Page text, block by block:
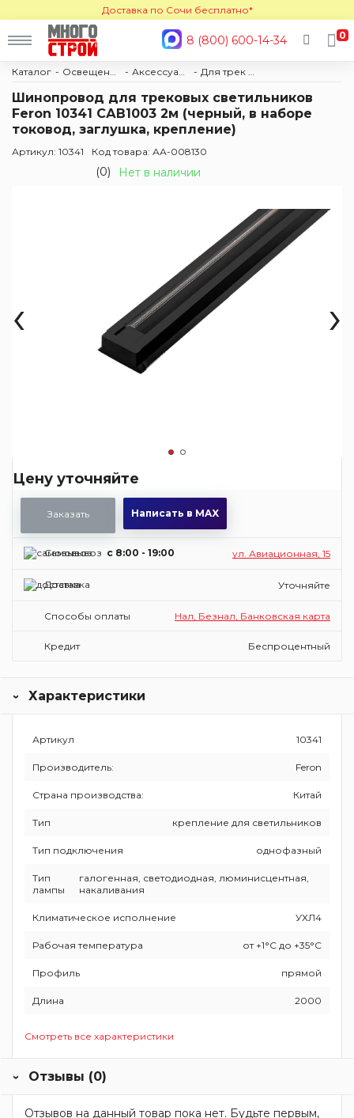
Доставка по Сочи бесплатно*
8 (800) 600-14-34 0
Каталог
Шинопровод для трековых светильников
Feron 10341 САВ1003 2м (черный, в наборе
токовод, заглушка, крепление)
Артикул: 10341 Код товара: АА-008130
(0) Нет в наличии
‹ ›
Цену уточняйте
Заказать Написать в MAX
Самовывоз c 8:00 - 19:00 ул. Авиационная, 15
Доставка Уточняйте
Способы оплаты Нал, Безнал, Банковская карта
Кредит Беспроцентный
Характеристики
Артикул 10341
Производитель: Feron
Страна производства: Китай
Тип крепление для светильников
Тип подключения однофазный
Тип
лампы
галогенная, светодиодная, люминисцентная,
накаливания
Климатическое исполнение УХЛ4
Рабочая температура от +1°C до +35°C
Профиль прямой
Длина 2000
Смотреть все характеристики
Отзывы (0)
Отзывов на данный товар пока нет. Будьте первым,